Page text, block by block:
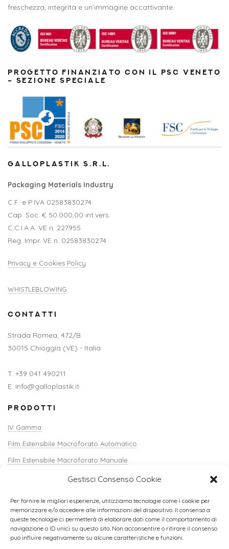
Gestisci Consenso Cookie
Per fornire le migliori esperienze, utilizziamo tecnologie come i cookie per
memorizzare e/o accedere alle informazioni del dispositivo. Il consenso a
queste tecnologie ci permetterà di elaborare dati come il comportamento di
navigazione o ID unici su questo sito. Non acconsentire o ritirare il consenso
può influire negativamente su alcune caratteristiche e funzioni.
freschezza, integrità e un’immagine accattivante.
PROGETTO FINANZIATO CON IL PSC VENETO
– SEZIONE SPECIALE
GALLOPLASTIK S.R.L.
Packaging Materials Industry
C.F. e P.IVA 02583830274
Cap. Soc. € 50.000,00 int.vers.
C.C.I.A.A. VE n. 227955
Reg. Impr. VE n. 02583830274
Privacy e Cookies Policy
WHISTLEBLOWING
CONTATTI
Strada Romea, 472/B
30015 Chioggia (VE) - Italia
T. +39 041 490211
E. info@galloplastik.it
PRODOTTI
IV Gamma
Film Estensibile Macroforato Automatico
Film Estensibile Macroforato Manuale
Copricassette
Angolari e Accessori
Terriccio